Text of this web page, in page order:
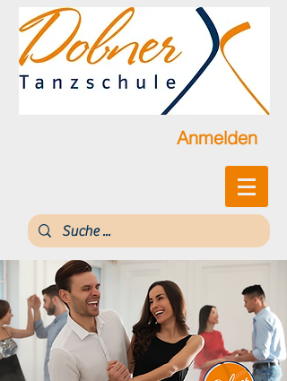
Anmelden